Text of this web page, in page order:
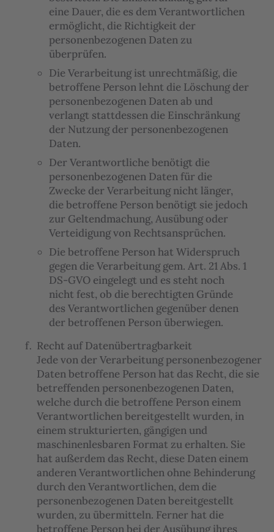
eine Dauer, die es dem Verantwortlichen
ermöglicht, die Richtigkeit der
personenbezogenen Daten zu
überprüfen.
Die Verarbeitung ist unrechtmäßig, die
betroffene Person lehnt die Löschung der
personenbezogenen Daten ab und
verlangt stattdessen die Einschränkung
der Nutzung der personenbezogenen
Daten.
Der Verantwortliche benötigt die
personenbezogenen Daten für die
Zwecke der Verarbeitung nicht länger,
die betroffene Person benötigt sie jedoch
zur Geltendmachung, Ausübung oder
Verteidigung von Rechtsansprüchen.
Die betroffene Person hat Widerspruch
gegen die Verarbeitung gem. Art. 21 Abs. 1
DS-GVO eingelegt und es steht noch
nicht fest, ob die berechtigten Gründe
des Verantwortlichen gegenüber denen
der betroffenen Person überwiegen.
Recht auf Datenübertragbarkeit
Jede von der Verarbeitung personenbezogener
Daten betroffene Person hat das Recht, die sie
betreffenden personenbezogenen Daten,
welche durch die betroffene Person einem
Verantwortlichen bereitgestellt wurden, in
einem strukturierten, gängigen und
maschinenlesbaren Format zu erhalten. Sie
hat außerdem das Recht, diese Daten einem
anderen Verantwortlichen ohne Behinderung
durch den Verantwortlichen, dem die
personenbezogenen Daten bereitgestellt
wurden, zu übermitteln. Ferner hat die
betroffene Person bei der Ausübung ihres